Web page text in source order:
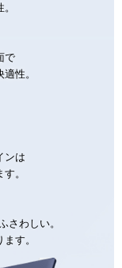
で
性。
ンは
。
さわしい。
す。